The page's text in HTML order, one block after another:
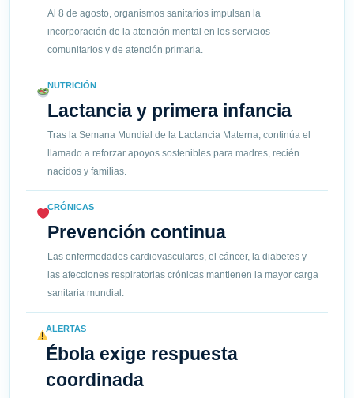
Al 8 de agosto, organismos sanitarios impulsan la
incorporación de la atención mental en los servicios
comunitarios y de atención primaria.
NUTRICIÓN
Lactancia y primera infancia
Tras la Semana Mundial de la Lactancia Materna, continúa el
llamado a reforzar apoyos sostenibles para madres, recién
nacidos y familias.
CRÓNICAS
Prevención continua
Las enfermedades cardiovasculares, el cáncer, la diabetes y
las afecciones respiratorias crónicas mantienen la mayor carga
sanitaria mundial.
ALERTAS
Ébola exige respuesta
coordinada